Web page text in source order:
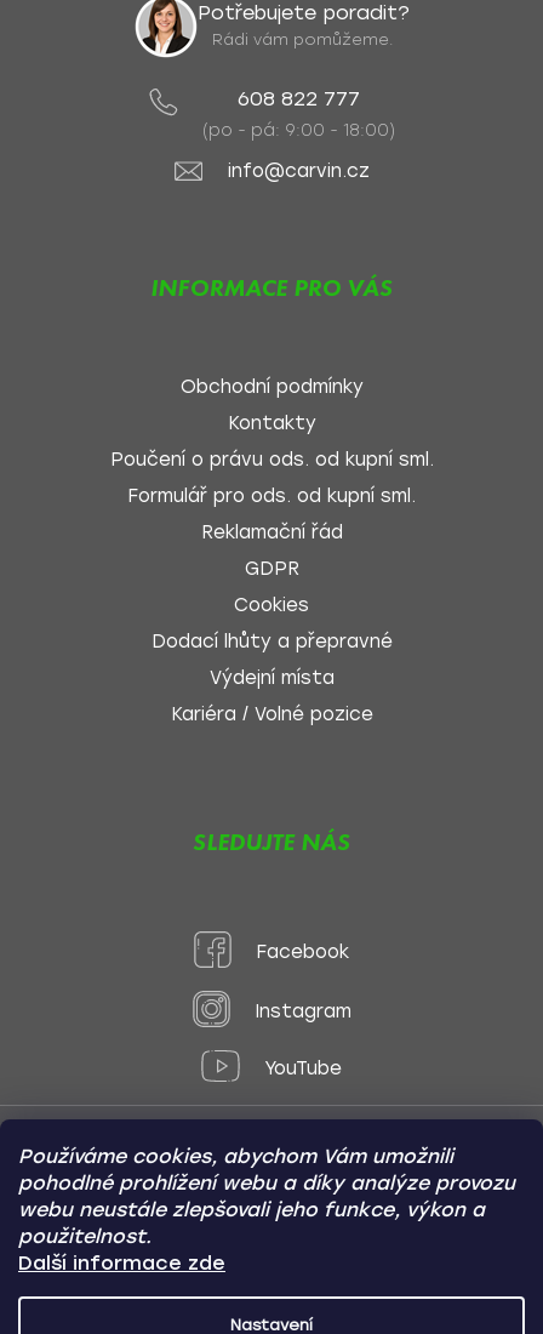
Používáme cookies, abychom Vám umožnili
pohodlné prohlížení webu a díky analýze provozu
webu neustále zlepšovali jeho funkce, výkon a
použitelnost.
Další informace zde
Nastavení
Potřebujete poradit?
Rádi vám pomůžeme.
608 822 777
(po - pá: 9:00 - 18:00)
info@carvin.cz
INFORMACE PRO VÁS
Obchodní podmínky
Kontakty
Poučení o právu ods. od kupní sml.
Formulář pro ods. od kupní sml.
Reklamační řád
GDPR
Cookies
Dodací lhůty a přepravné
Výdejní místa
Kariéra / Volné pozice
SLEDUJTE NÁS
Facebook
Instagram
YouTube
Způsoby platby:
Online
Převod
Dobírka